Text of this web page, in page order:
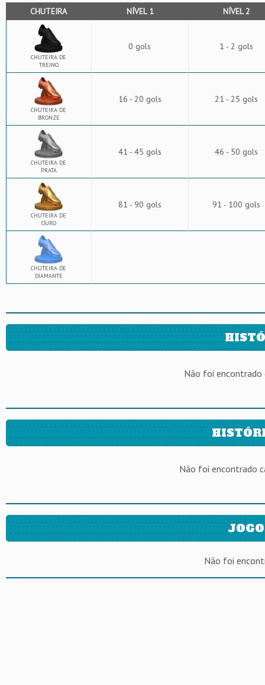
CHUTEIRA NÍVEL 1 NÍVEL 2
CHUTEIRA DE
TREINO
0 gols 1 - 2 gols
CHUTEIRA DE
BRONZE
16 - 20 gols 21 - 25 gols
CHUTEIRA DE
PRATA
41 - 45 gols 46 - 50 gols
CHUTEIRA DE
OURO
81 - 90 gols 91 - 100 gols
CHUTEIRA DE
DIAMANTE
Não foi encontrado
Não foi encontrado
Não foi